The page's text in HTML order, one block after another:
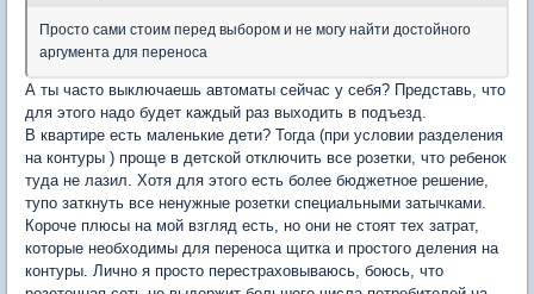
Просто сами стоим перед выбором и не могу найти достойного
аргумента для переноса
А ты часто выключаешь автоматы сейчас у себя? Представь, что
для этого надо будет каждый раз выходить в подъезд.
В квартире есть маленькие дети? Тогда (при условии разделения
на контуры ) проще в детской отключить все розетки, что ребенок
туда не лазил. Хотя для этого есть более бюджетное решение,
тупо заткнуть все ненужные розетки специальными затычками.
Короче плюсы на мой взгляд есть, но они не стоят тех затрат,
которые необходимы для переноса щитка и простого деления на
контуры. Лично я просто перестраховываюсь, боюсь, что